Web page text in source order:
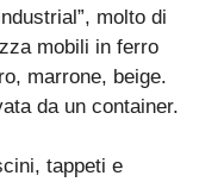
molto di
mobili in ferro
marrone, beige.
da un container.
tappeti e